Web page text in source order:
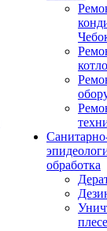
обработка